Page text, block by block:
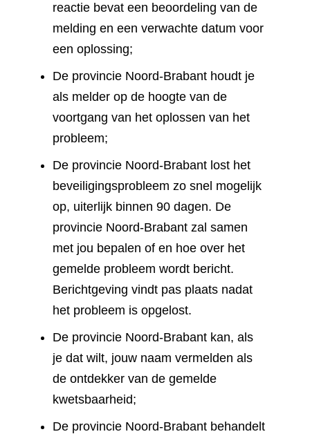
reactie bevat een beoordeling van de
melding en een verwachte datum voor
een oplossing;
De provincie Noord-Brabant houdt je
als melder op de hoogte van de
voortgang van het oplossen van het
probleem;
De provincie Noord-Brabant lost het
beveiligingsprobleem zo snel mogelijk
op, uiterlijk binnen 90 dagen. De
provincie Noord-Brabant zal samen
met jou bepalen of en hoe over het
gemelde probleem wordt bericht.
Berichtgeving vindt pas plaats nadat
het probleem is opgelost.
De provincie Noord-Brabant kan, als
je dat wilt, jouw naam vermelden als
de ontdekker van de gemelde
kwetsbaarheid;
De provincie Noord-Brabant behandelt